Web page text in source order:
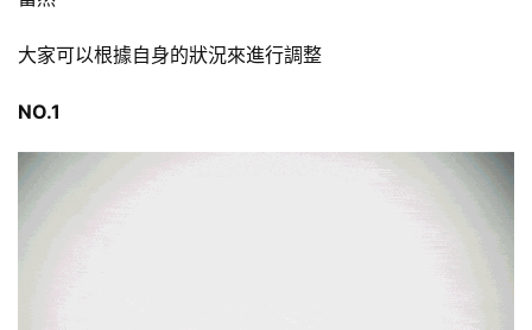
大家可以根據自身的狀況來進行調整
NO.1